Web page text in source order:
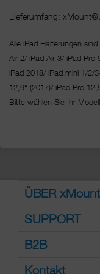
Lieferumfang:
Alle iPad Halterungen
Air 2/ iPad Air 3/ iPad Pro
iPad 2018/ iPad mini 1/2/
12,9“ (2017)/ iPad Pro
Bitte wählen Sie Ihr
ÜBER xMount
SUPPORT
B2B
Kontakt